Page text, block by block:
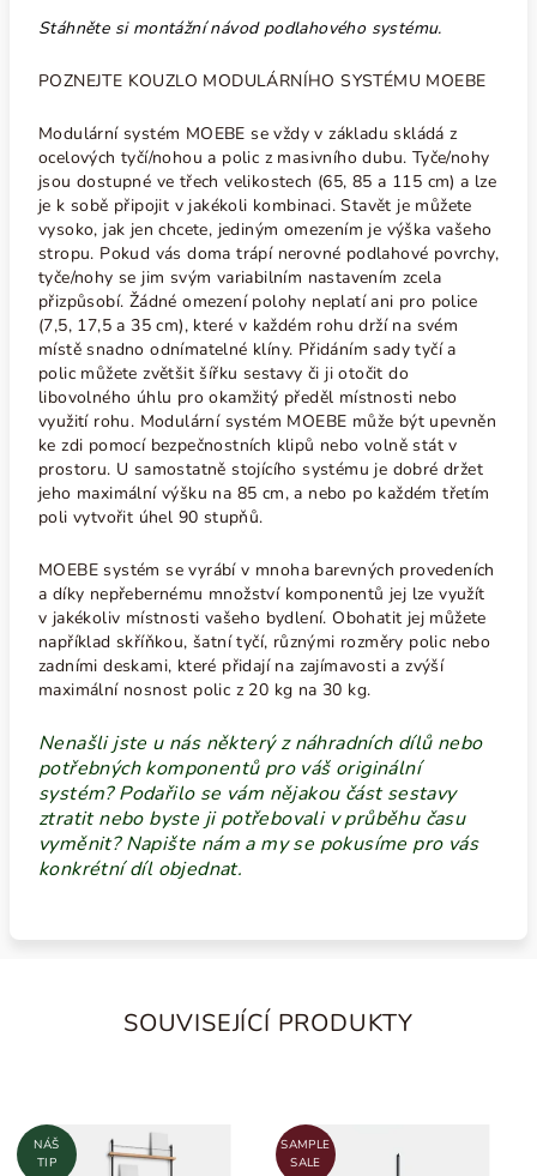
Stáhněte si montážní návod podlahového systému.
POZNEJTE KOUZLO MODULÁRNÍHO SYSTÉMU MOEBE
Modulární systém MOEBE se vždy v základu skládá z
ocelových tyčí/nohou a polic z masivního dubu. Tyče/nohy
jsou dostupné ve třech velikostech (65, 85 a 115 cm) a lze
je k sobě připojit v jakékoli kombinaci. Stavět je můžete
vysoko, jak jen chcete, jediným omezením je výška vašeho
stropu. Pokud vás doma trápí nerovné podlahové povrchy,
tyče/nohy se jim svým variabilním nastavením zcela
přizpůsobí. Žádné omezení polohy neplatí ani pro police
(7,5, 17,5 a 35 cm), které v každém rohu drží na svém
místě snadno odnímatelné klíny. Přidáním sady tyčí a
polic můžete zvětšit šířku sestavy či ji otočit do
libovolného úhlu pro okamžitý předěl místnosti nebo
využití rohu. Modulární systém MOEBE může být upevněn
ke zdi pomocí bezpečnostních klipů nebo volně stát v
prostoru. U samostatně stojícího systému je dobré držet
jeho maximální výšku na 85 cm, a nebo po každém třetím
poli vytvořit úhel 90 stupňů.
MOEBE systém se vyrábí v mnoha barevných provedeních
a díky nepřebernému množství komponentů jej lze využít
v jakékoliv místnosti vašeho bydlení. Obohatit jej můžete
například skříňkou, šatní tyčí, různými rozměry polic nebo
zadními deskami, které přidají na zajímavosti a zvýší
maximální nosnost polic z 20 kg na 30 kg.
Nenašli jste u nás některý z náhradních dílů nebo
potřebných komponentů pro váš originální
systém? Podařilo se vám nějakou část sestavy
ztratit nebo byste ji potřebovali v průběhu času
vyměnit? Napište nám a my se pokusíme pro vás
konkrétní díl objednat.
SOUVISEJÍCÍ PRODUKTY
NÁŠ
TIP
SAMPLE
SALE